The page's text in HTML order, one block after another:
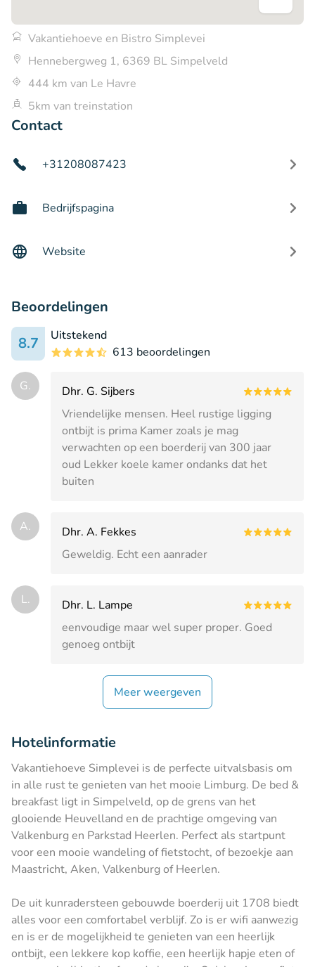
Vakantiehoeve en Bistro Simplevei
Hennebergweg 1, 6369 BL Simpelveld
444 km van Le Havre
5km van treinstation
Contact
+31208087423
Bedrijfspagina
Website
Beoordelingen
8.7
Uitstekend
613 beoordelingen
G.
Dhr. G. Sijbers
Vriendelijke mensen. Heel rustige ligging
ontbijt is prima Kamer zoals je mag
verwachten op een boerderij van 300 jaar
oud Lekker koele kamer ondanks dat het
buiten
A.
Dhr. A. Fekkes
Geweldig. Echt een aanrader
L.
Dhr. L. Lampe
eenvoudige maar wel super proper. Goed
genoeg ontbijt
Meer weergeven
Hotelinformatie
Vakantiehoeve Simplevei is de perfecte uitvalsbasis om
in alle rust te genieten van het mooie Limburg. De bed &
breakfast ligt in Simpelveld, op de grens van het
glooiende Heuvelland en de prachtige omgeving van
Valkenburg en Parkstad Heerlen. Perfect als startpunt
voor een mooie wandeling of fietstocht, of bezoekje aan
Maastricht, Aken, Valkenburg of Heerlen.
De uit kunradersteen gebouwde boerderij uit 1708 biedt
alles voor een comfortabel verblijf. Zo is er wifi aanwezig
en is er de mogelijkheid te genieten van een heerlijk
ontbijt, een lekkere kop koffie, een heerlijk hapje eten of